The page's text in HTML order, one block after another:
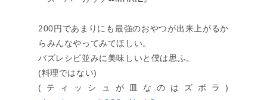
200円であまりにも最強のおやつが出来上がるか
らみんなやってみてほしい。
バズレシピ並みに美味しいと僕は思ふ。
(料理ではない)
(ティッシュが皿なのはズボラ)